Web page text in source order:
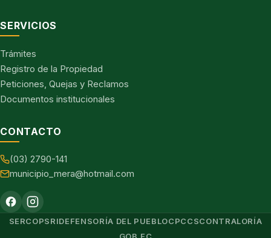
SERVICIOS
Trámites
Registro de la Propiedad
Peticiones, Quejas y Reclamos
Documentos institucionales
CONTACTO
(03) 2790-141
municipio_mera@hotmail.com
SERCOPSRIDEFENSORÍA DEL PUEBLOCPCCSCONTRALORÍA